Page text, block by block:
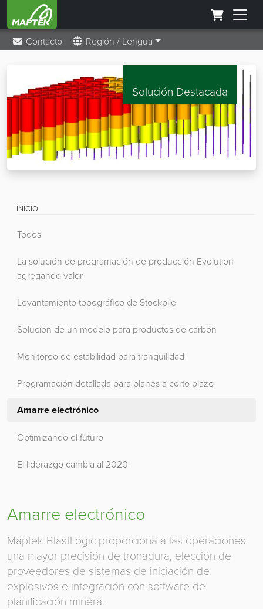
Contacto Región / Lengua
Solución Destacada
INICIO
Todos
La solución de programación de producción Evolution
agregando valor
Levantamiento topográfico de Stockpile
Solución de un modelo para productos de carbón
Monitoreo de estabilidad para tranquilidad
Programación detallada para planes a corto plazo
Amarre electrónico
Optimizando el futuro
El liderazgo cambia al 2020
Amarre electrónico
Maptek BlastLogic proporciona a las operaciones
una mayor precisión de tronadura, elección de
proveedores de sistemas de iniciación de
explosivos e integración con software de
planificación minera.